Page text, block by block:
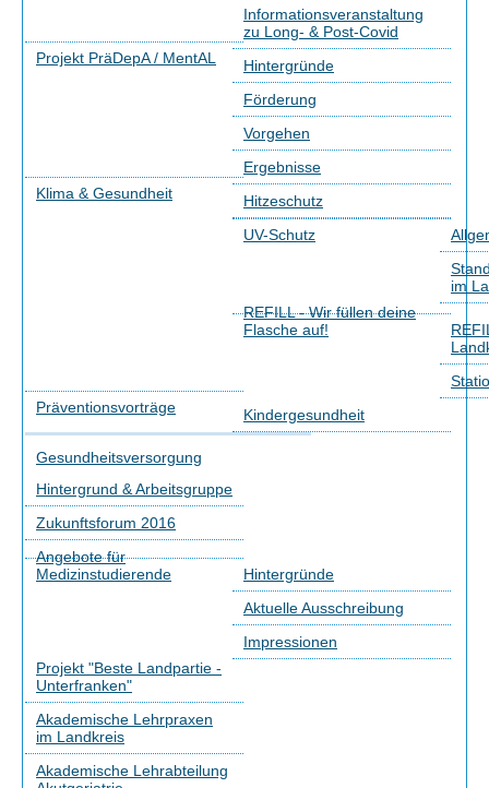
Informationsveranstaltung
zu Long- & Post-Covid
Projekt PräDepA / MentAL
Hintergründe
Förderung
Vorgehen
Ergebnisse
Klima & Gesundheit
Hitzeschutz
UV-Schutz
im
REFILL - Wir füllen deine
Flasche auf!
Präventionsvorträge
Kindergesundheit
Gesundheitsversorgung
Hintergrund & Arbeitsgruppe
Zukunftsforum 2016
Angebote für
Medizinstudierende
Hintergründe
Aktuelle Ausschreibung
Impressionen
Projekt "Beste Landpartie -
Unterfranken"
Akademische Lehrpraxen
im Landkreis
Akademische Lehrabteilung